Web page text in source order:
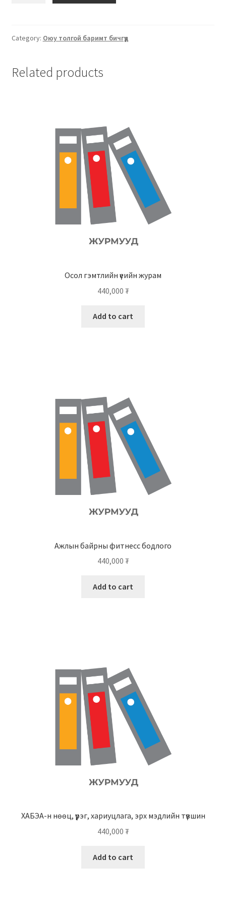
Category: Оюу толгой баримт бичгүүд
Related products
Осол гэмтлийн үеийн журам
440,000 ₮
Add to cart
Ажлын байрны фитнесс бодлого
440,000 ₮
Add to cart
ХАБЭА-н нөөц, үүрэг, хариуцлага, эрх мэдлийн түвшин
440,000 ₮
Add to cart